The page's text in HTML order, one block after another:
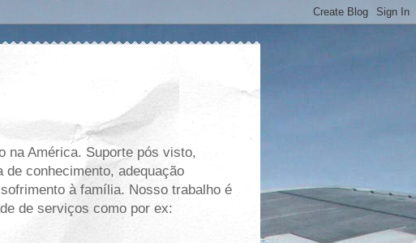
na América. Suporte pós visto,
conhecimento, adequação
à família. Nosso trabalho é
de serviços como por ex: